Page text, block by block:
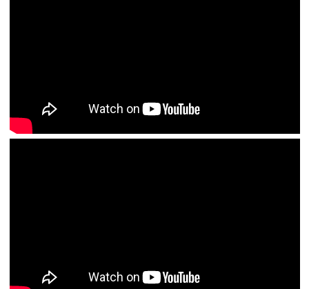
số điện thoại :0936229022